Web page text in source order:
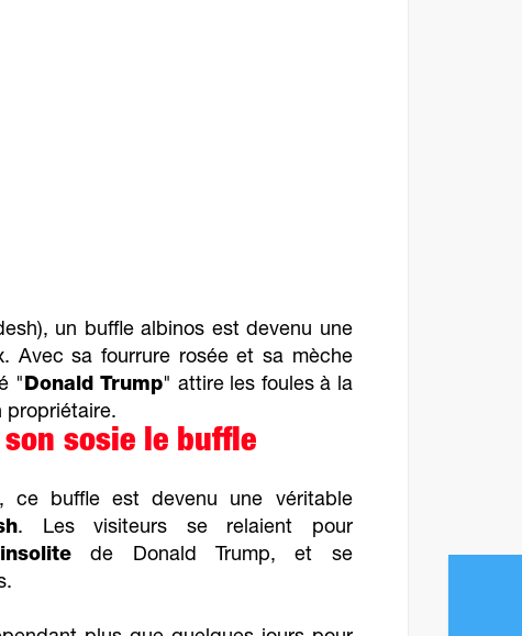
un buffle albinos est devenu une
Avec sa fourrure rosée et sa mèche
"Donald Trump" attire les foules à la
propriétaire.
sosie le buffle
ce buffle est devenu une véritable
. Les visiteurs se relaient pour
de Donald Trump, et se